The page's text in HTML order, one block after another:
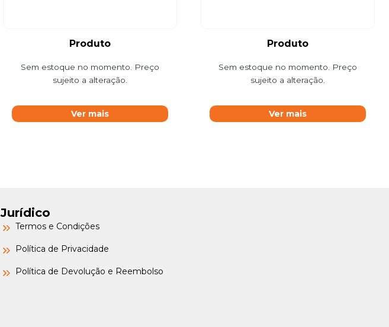
Produto
Sem estoque no momento. Preço
sujeito a alteração.
Ver mais
Produto
Sem estoque no momento. Preço
sujeito a alteração.
Ver mais
Jurídico
Termos e Condições
Política de Privacidade
Política de Devolução e Reembolso